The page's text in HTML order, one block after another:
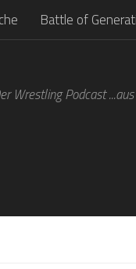
Battle of
Wrestling Podcast